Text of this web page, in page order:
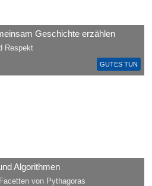
GUTES TUN
Geschichte erzählen
Respekt
Algorithmen
von Pythagoras